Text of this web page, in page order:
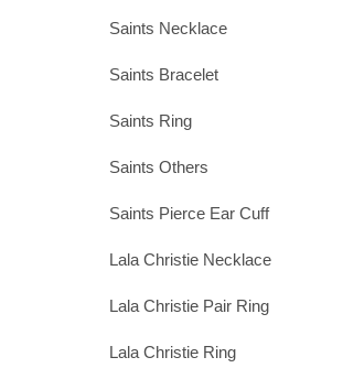
Saints Necklace
Saints Bracelet
Saints Ring
Saints Others
Saints Pierce Ear Cuff
Lala Christie Necklace
Lala Christie Pair Ring
Lala Christie Ring